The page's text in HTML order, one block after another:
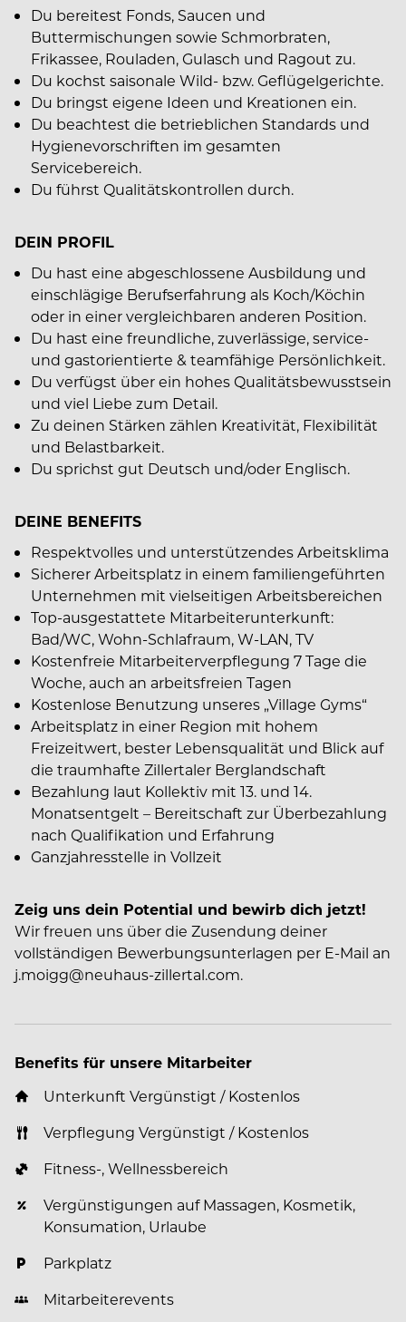
Du bereitest Fonds, Saucen und
Buttermischungen sowie Schmorbraten,
Frikassee, Rouladen, Gulasch und Ragout zu.
Du kochst saisonale Wild- bzw. Geflügelgerichte.
Du bringst eigene Ideen und Kreationen ein.
Du beachtest die betrieblichen Standards und
Hygienevorschriften im gesamten
Servicebereich.
Du führst Qualitätskontrollen durch.
DEIN PROFIL
Du hast eine abgeschlossene Ausbildung und
einschlägige Berufserfahrung als Koch/Köchin
oder in einer vergleichbaren anderen Position.
Du hast eine freundliche, zuverlässige, service-
und gastorientierte & teamfähige Persönlichkeit.
Du verfügst über ein hohes Qualitätsbewusstsein
und viel Liebe zum Detail.
Zu deinen Stärken zählen Kreativität, Flexibilität
und Belastbarkeit.
Du sprichst gut Deutsch und/oder Englisch.
DEINE BENEFITS
Respektvolles und unterstützendes Arbeitsklima
Sicherer Arbeitsplatz in einem familiengeführten
Unternehmen mit vielseitigen Arbeitsbereichen
Top-ausgestattete Mitarbeiterunterkunft:
Bad/WC, Wohn-Schlafraum, W-LAN, TV
Kostenfreie Mitarbeiterverpflegung 7 Tage die
Woche, auch an arbeitsfreien Tagen
Kostenlose Benutzung unseres „Village Gyms“
Arbeitsplatz in einer Region mit hohem
Freizeitwert, bester Lebensqualität und Blick auf
die traumhafte Zillertaler Berglandschaft
Bezahlung laut Kollektiv mit 13. und 14.
Monatsentgelt – Bereitschaft zur Überbezahlung
nach Qualifikation und Erfahrung
Ganzjahresstelle in Vollzeit
Zeig uns dein Potential und bewirb dich jetzt!
Wir freuen uns über die Zusendung deiner
vollständigen Bewerbungsunterlagen per E-Mail an
j.moigg@neuhaus-zillertal.com.
Benefits für unsere Mitarbeiter
Unterkunft Vergünstigt / Kostenlos
Verpflegung Vergünstigt / Kostenlos
Fitness-, Wellnessbereich
Vergünstigungen auf Massagen, Kosmetik,
Konsumation, Urlaube
Parkplatz
Mitarbeiterevents